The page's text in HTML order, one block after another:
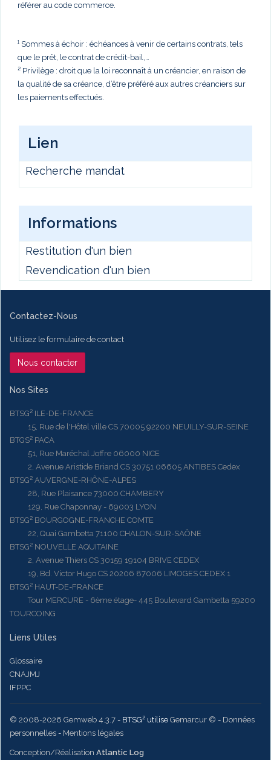
référer au code commerce.
¹ Sommes à échoir : échéances à venir de certains contrats, tels
que le prêt, le contrat de crédit-bail,…
² Privilège : droit que la loi reconnaît à un créancier, en raison de
la qualité de sa créance, d’être préféré aux autres créanciers sur
les paiements effectués.
Lien
Recherche mandat
Informations
Restitution d'un bien
Revendication d'un bien
Contactez-Nous
Utilisez le formulaire de contact
Nous contacter
Nos Sites
BTSG² ILE-DE-FRANCE
15, Rue de l'Hôtel ville CS 70005 92200 NEUILLY-SUR-SEINE
BTGS² PACA
51, Rue Maréchal Joffre 06000 NICE
2, Avenue Aristide Briand CS 30751 06605 ANTIBES Cedex
BTSG² AUVERGNE-RHÔNE-ALPES
28, Rue Plaisance 73000 CHAMBERY
129, Rue Chaponnay - 69003 LYON
BTSG² BOURGOGNE-FRANCHE COMTE
22, Quai Gambetta 71100 CHALON-SUR-SAÔNE
BTSG² NOUVELLE AQUITAINE
2, Avenue Thiers CS 30159 19104 BRIVE CEDEX
19, Bd. Victor Hugo CS 20206 87006 LIMOGES CEDEX 1
BTSG² HAUT-DE-FRANCE
Tour MERCURE - 6ème étage- 445 Boulevard Gambetta 59200
TOURCOING
Liens Utiles
Glossaire
CNAJMJ
IFPPC
© 2008-2026 Gemweb 4.3.7 - BTSG² utilise Gemarcur © - Données
personnelles - Mentions légales
Conception/Réalisation Atlantic Log